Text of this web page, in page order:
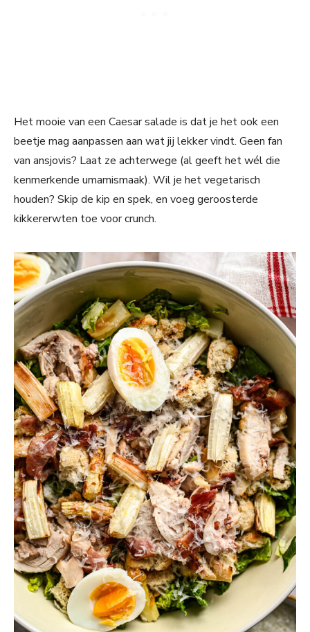
Het mooie van een Caesar salade is dat je het ook een
beetje mag aanpassen aan wat jij lekker vindt. Geen fan
van ansjovis? Laat ze achterwege (al geeft het wél die
kenmerkende umamismaak). Wil je het vegetarisch
houden? Skip de kip en spek, en voeg geroosterde
kikkererwten toe voor crunch.